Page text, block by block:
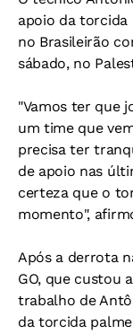
apoio da torcida
no Brasileirão
sábado, no
"Vamos ter que
um time que
precisa ter
de apoio nas
certeza que o
momento",
Após a derrota
GO, que custou
trabalho de
da torcida